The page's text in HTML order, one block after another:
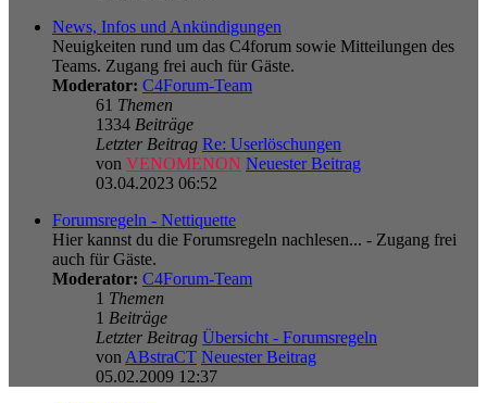
News, Infos und Ankündigungen
Neuigkeiten rund um das C4forum sowie Mitteilungen des
Teams. Zugang frei auch für Gäste.
Moderator: C4Forum-Team
61 Themen
1334 Beiträge
Letzter Beitrag Re: Userlöschungen
von VENOMENON Neuester Beitrag
03.04.2023 06:52
Forumsregeln - Nettiquette
Hier kannst du die Forumsregeln nachlesen... - Zugang frei
auch für Gäste.
Moderator: C4Forum-Team
1 Themen
1 Beiträge
Letzter Beitrag Übersicht - Forumsregeln
von ABstraCT Neuester Beitrag
05.02.2009 12:37